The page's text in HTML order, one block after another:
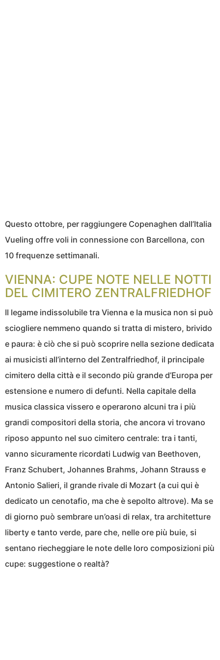
Questo ottobre, per raggiungere Copenaghen dall’Italia
Vueling offre voli in connessione con Barcellona, con
10 frequenze settimanali.
VIENNA: CUPE NOTE NELLE NOTTI
DEL CIMITERO ZENTRALFRIEDHOF
Il legame indissolubile tra Vienna e la musica non si può
sciogliere nemmeno quando si tratta di mistero, brivido
e paura: è ciò che si può scoprire nella sezione dedicata
ai musicisti all’interno del Zentralfriedhof, il principale
cimitero della città e il secondo più grande d’Europa per
estensione e numero di defunti. Nella capitale della
musica classica vissero e operarono alcuni tra i più
grandi compositori della storia, che ancora vi trovano
riposo appunto nel suo cimitero centrale: tra i tanti,
vanno sicuramente ricordati Ludwig van Beethoven,
Franz Schubert, Johannes Brahms, Johann Strauss e
Antonio Salieri, il grande rivale di Mozart (a cui qui è
dedicato un cenotafio, ma che è sepolto altrove). Ma se
di giorno può sembrare un’oasi di relax, tra architetture
liberty e tanto verde, pare che, nelle ore più buie, si
sentano riecheggiare le note delle loro composizioni più
cupe: suggestione o realtà?